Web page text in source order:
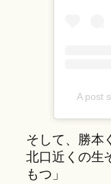
A post
そして、勝本
北口近くの生
もつ」